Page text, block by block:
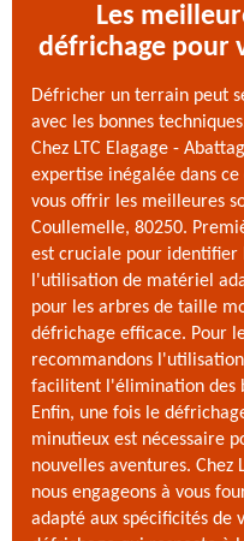
Les
défrichage pour
Défricher un terrain peut
avec les bonnes
Chez LTC Elagage -
expertise inégalée dans
vous offrir les meilleures
Coullemelle, 80250.
est cruciale pour identifier
l'utilisation de matériel
pour les arbres de taille
défrichage efficace. Pour
recommandons
facilitent l'élimination des
Enfin, une fois le
minutieux est nécessaire
nouvelles aventures. Chez
nous engageons à vous
adapté aux spécificités de